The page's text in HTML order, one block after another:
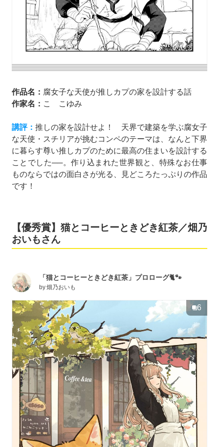
作品名： 腐女子な天使が推しカプの家を設計する話
作家名： こゝこゆみ
講評： 推しの家を設計せよ！ 天界で建築を学ぶ腐女子
な天使・スチリアが挑むコンペのテーマは、なんと下界
に暮らす尊い推しカプのために最高の住まいを設計する
ことでした──。作り込まれた世界観と、特殊なお仕事
ものならではの面白さが光る、見どころたっぷりの作品
です！
【優秀賞】猫とコーヒーときどき紅茶／畑乃
おいもさん
「猫とコーヒーときどき紅茶」プロローグ🐈🐾
by畑乃おいも
6